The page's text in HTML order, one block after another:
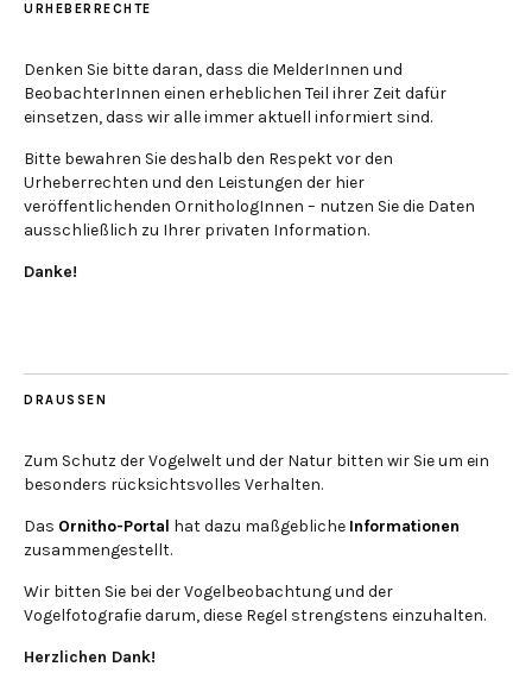
URHEBERRECHTE
Denken Sie bitte daran, dass die MelderInnen und
BeobachterInnen einen erheblichen Teil ihrer Zeit dafür
einsetzen, dass wir alle immer aktuell informiert sind.
Bitte bewahren Sie deshalb den Respekt vor den
Urheberrechten und den Leistungen der hier
veröffentlichenden OrnithologInnen – nutzen Sie die Daten
ausschließlich zu Ihrer privaten Information.
Danke!
DRAUSSEN
Zum Schutz der Vogelwelt und der Natur bitten wir Sie um ein
besonders rücksichtsvolles Verhalten.
Das Ornitho-Portal hat dazu maßgebliche Informationen
zusammengestellt.
Wir bitten Sie bei der Vogelbeobachtung und der
Vogelfotografie darum, diese Regel strengstens einzuhalten.
Herzlichen Dank!